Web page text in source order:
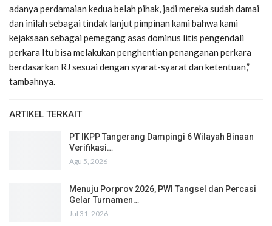
adanya perdamaian kedua belah pihak, jadi mereka sudah damai
dan inilah sebagai tindak lanjut pimpinan kami bahwa kami
kejaksaan sebagai pemegang asas dominus litis pengendali
perkara Itu bisa melakukan penghentian penanganan perkara
berdasarkan RJ sesuai dengan syarat-syarat dan ketentuan,”
tambahnya.
ARTIKEL TERKAIT
PT IKPP Tangerang Dampingi 6 Wilayah Binaan
Verifikasi…
Agu 5, 2026
Menuju Porprov 2026, PWI Tangsel dan Percasi
Gelar Turnamen…
Jul 31, 2026